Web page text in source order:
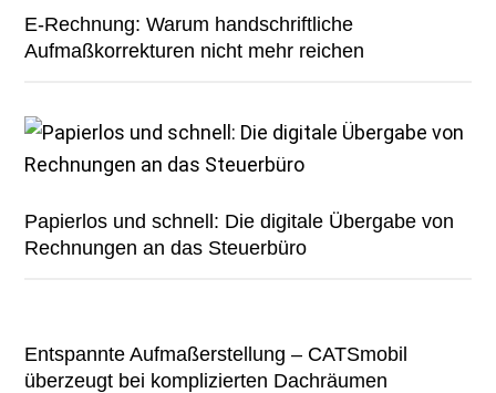
E-Rechnung: Warum handschriftliche
Aufmaßkorrekturen nicht mehr reichen
Papierlos und schnell: Die digitale Übergabe von
Rechnungen an das Steuerbüro
Entspannte Aufmaßerstellung – CATSmobil
überzeugt bei komplizierten Dachräumen